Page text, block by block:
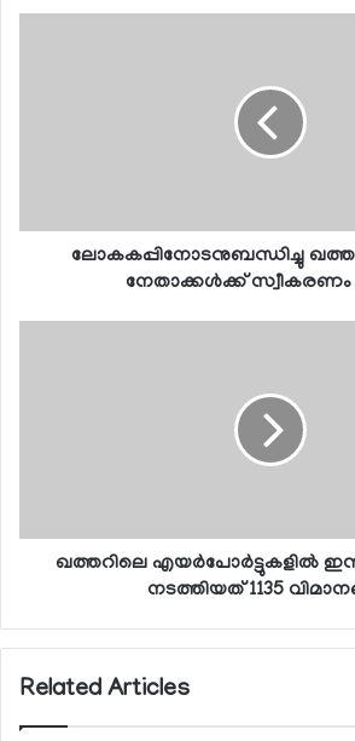
ലോകകപ്പിനോടനുബന്ധിച്ചു
നേതാക്കള്‍ക്ക്
ഖത്തറിലെ എയര്‍പോര്‍ട്ടുകളില്‍
നടത്തിയത് 1135
Related Articles